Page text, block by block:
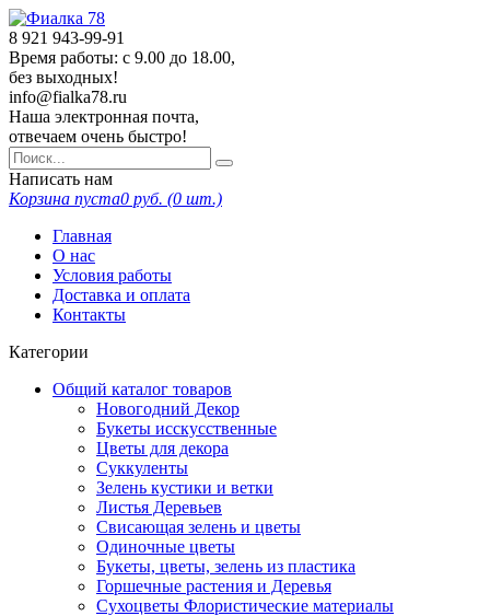
8 921 943-99-91
Время работы: с 9.00 до 18.00,
без выходных!
info@fialka78.ru
Наша электронная почта,
отвечаем очень быстро!
Написать нам
Корзина пуста0 руб. (0 шт.)
Главная
О нас
Условия работы
Доставка и оплата
Контакты
Категории
Общий каталог товаров
Новогодний Декор
Букеты исскусственные
Цветы для декора
Суккуленты
Зелень кустики и ветки
Листья Деревьев
Свисающая зелень и цветы
Одиночные цветы
Букеты, цветы, зелень из пластика
Горшечные растения и Деревья
Сухоцветы Флористические материалы